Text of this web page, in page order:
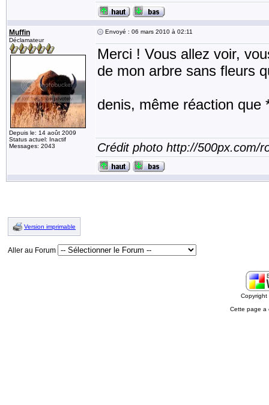
Muffin
Déclamateur
Depuis le: 14 août 2009
Status actuel: Inactif
Messages: 2043
Envoyé : 06 mars 2010 à 02:11
Merci ! Vous allez voir,
de mon arbre sans fleurs
denis, même réaction que
Crédit photo http://500px.com/
Version imprimable
Aller au Forum
Cette page a